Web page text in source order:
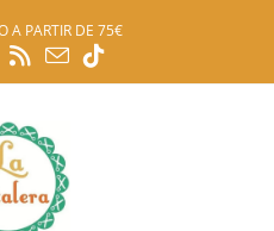
A PARTIR DE 75€